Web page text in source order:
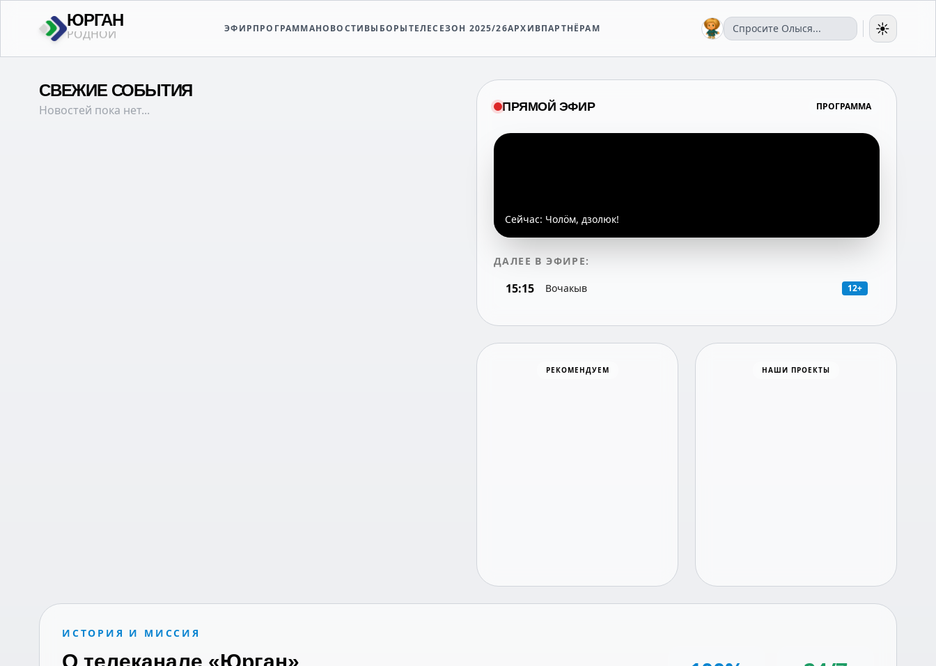
ЮРГАН
ТВОЙ
ЭФИРПРОГРАММАНОВОСТИВЫБОРЫТЕЛЕСЕЗОН 2025/26АРХИВПАРТНЁРАМ ☀️
СВЕЖИЕ СОБЫТИЯ
Новостей пока нет... ПРЯМОЙ ЭФИР ПРОГРАММА
Сейчас: Чолöм, дзолюк!
ДАЛЕЕ В ЭФИРЕ:
15:15 Вочакыв 12+
РЕКОМЕНДУЕМ
Хоккей
НАШИ ПРОЕКТЫ
Время новостей
ИСТОРИЯ И МИССИЯ